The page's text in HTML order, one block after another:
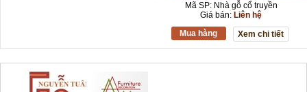
Mã SP: Nhà gỗ cổ truyền
Giá bán: Liên hệ
Mua hàng
Xem chi tiết